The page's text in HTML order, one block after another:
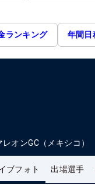
ランキング 年間日
オンGC（メキシコ）
ブフォト 出場選手